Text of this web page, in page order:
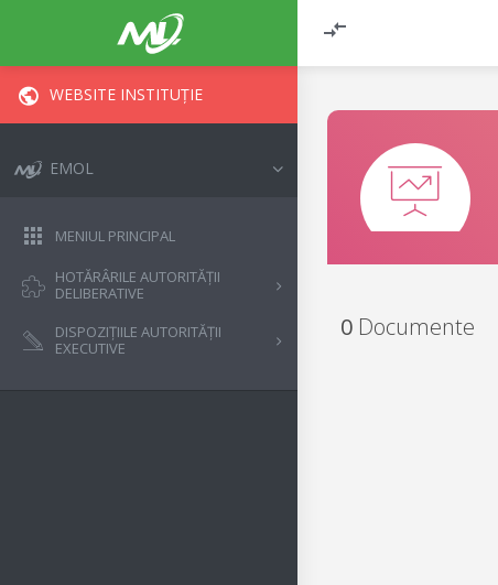
WEBSITE INSTITUȚIE
EMOL
MENIUL PRINCIPAL
HOTĂRÂRILE AUTORITĂȚII
DELIBERATIVE
DISPOZIȚIILE AUTORITĂȚII
EXECUTIVE
0 Documente